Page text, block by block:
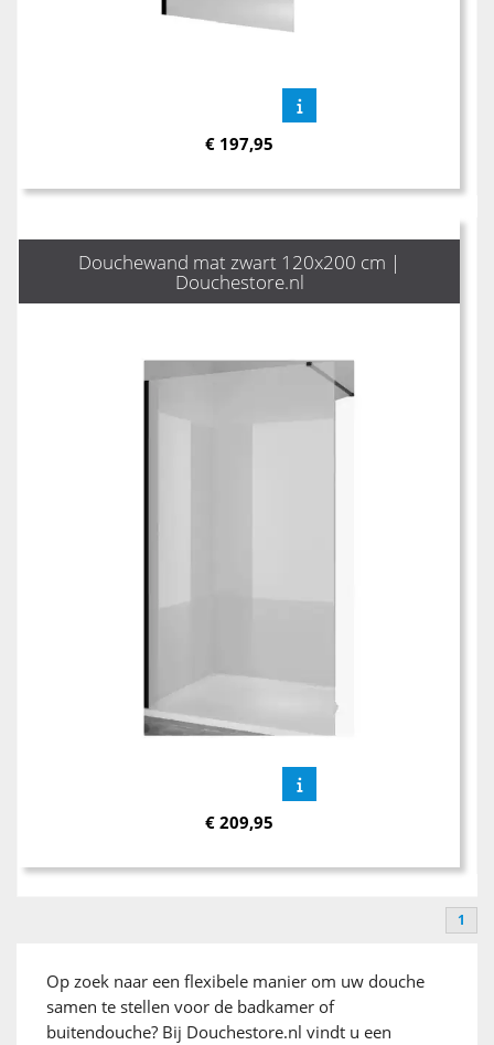
€ 197,95
Douchewand mat zwart 120x200 cm |
Douchestore.nl
€ 209,95
1
Op zoek naar een flexibele manier om uw douche
samen te stellen voor de badkamer of
buitendouche? Bij Douchestore.nl vindt u een